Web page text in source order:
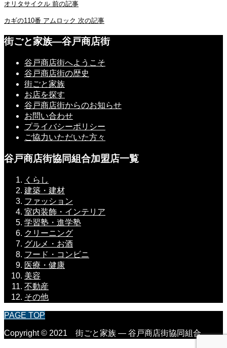
オリタサイクル 前の記事
カギの110番 アムロック 次の記事
街ごと家族―谷戸商店街
谷戸商店街へようこそ
谷戸商店街の歴史
街ごと家族
お店を探す
谷戸商店街からのお知らせ
お問い合わせ
プライバシーポリシー
ご協力いただいた方々
谷戸商店街協同組合加盟店一覧
くらし
建築・建材
ファッション
室内装飾・インテリア
学習塾・進学塾
クリーニング
グルメ・お酒
フード・コンビニ
医療・健康
美容
不動産
その他
PAGE TOP
Copyright © 2021 街ごと家族 ― 谷戸商店街協同組合